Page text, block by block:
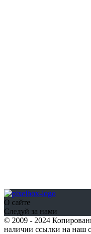
О сайте
Следуй за нами
© 2009 - 2024
наличии ссылки на наш